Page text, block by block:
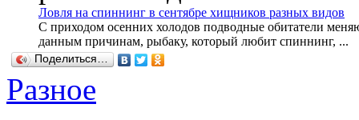
Ловля на спиннинг в сентябре хищников разных видов
С приходом осенних холодов подводные обитатели
данным причинам, рыбаку, который любит спиннинг, ...
Поделиться…
Разное